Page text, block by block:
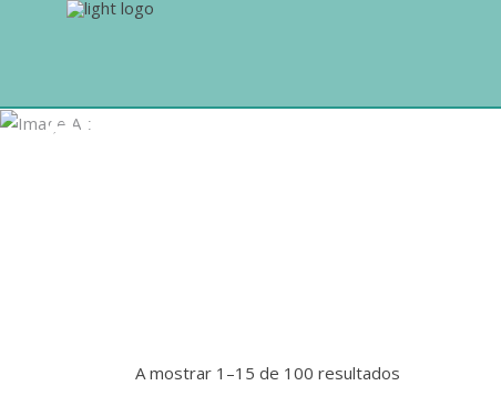
Alimentação
A mostrar 1–15 de 100 resultados